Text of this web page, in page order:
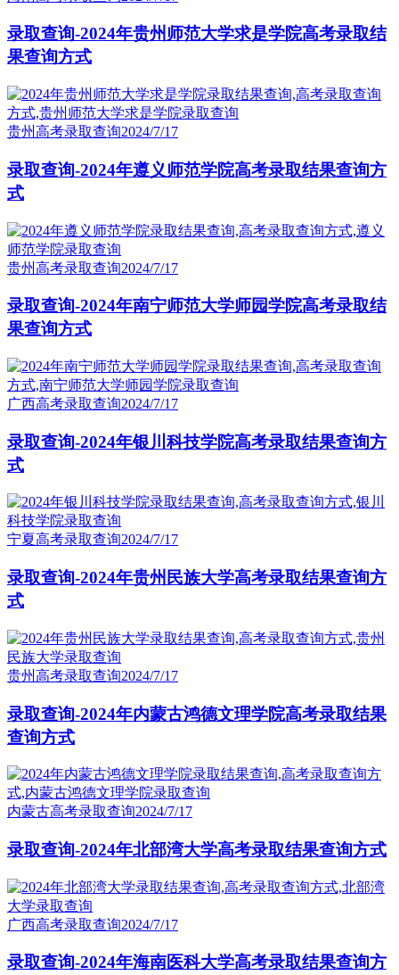
录取查询-2024年贵州师范大学求是学院高考录取结
果查询方式
贵州高考录取查询2024/7/17
录取查询-2024年遵义师范学院高考录取结果查询方
式
贵州高考录取查询2024/7/17
录取查询-2024年南宁师范大学师园学院高考录取结
果查询方式
广西高考录取查询2024/7/17
录取查询-2024年银川科技学院高考录取结果查询方
式
宁夏高考录取查询2024/7/17
录取查询-2024年贵州民族大学高考录取结果查询方
式
贵州高考录取查询2024/7/17
录取查询-2024年内蒙古鸿德文理学院高考录取结果
查询方式
内蒙古高考录取查询2024/7/17
录取查询-2024年北部湾大学高考录取结果查询方式
广西高考录取查询2024/7/17
录取查询-2024年海南医科大学高考录取结果查询方